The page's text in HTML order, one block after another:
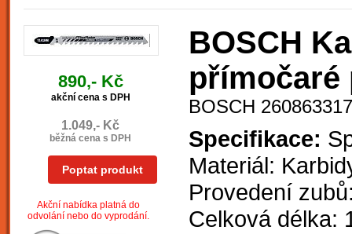
890,- Kč
akční cena s DPH
1.049,- Kč
běžná cena s DPH
Poptat produkt
Akční nabídka platná do
odvolání nebo do vyprodání.
BOSCH
přímočaré
BOSCH
Specifikace:
Materiál:
Provedení
Celková délka: